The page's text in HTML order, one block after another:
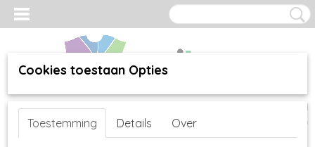
Inloggen Registreren
(0)
Cookies toestaan Opties
Toestemming Details Over